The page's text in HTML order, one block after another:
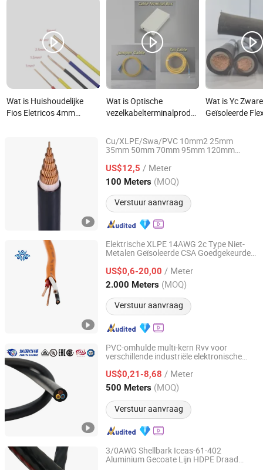
Wat is Huishoudelijke
Fios Eletricos 4mm
Elektrische Draad
Elektrisch Product
Wat is Optische
vezelkabelterminalproduct
Wat is Yc
Geïsoleerde
Gebruikte
Product
Cu/XLPE/Swa/PVC 10mm2 25mm
35mm 50mm 70mm 95mm 120mm
Ondergrondse Elektrische Stroomkabel
US$12,5 / Meter
100 Meters (MOQ)
Verstuur aanvraag
Chang'an International Trade (Henan) Co., Ltd.
Henan, China Sinds 2026
Elektrische XLPE 14AWG 2c Type Niet-
Metalen Geïsoleerde CSA Goedgekeurde
Nmd90 Nmwu Stroomkabel
US$0,6-20,00 / Meter
2.000 Meters (MOQ)
Verstuur aanvraag
Hebei Huatong Wires & Cables Group Co., Ltd.
Hebei, China Sinds 2015
PVC-omhulde multi-kern Rvv voor
verschillende industriële elektronische
US$0,21-8,68 / Meter
500 Meters (MOQ)
Verstuur aanvraag
Shanghai Aein Wire & Cable Co., Ltd.
Shanghai, China Sinds 2021
3/0AWG Shellbark Iceas-61-402
Aluminium Gecoate Lijn HDPE Draad
Chang'an International Trade (Henan) Co., Ltd.